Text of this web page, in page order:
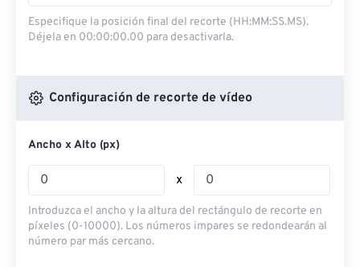
Especifique la posición final del recorte (HH:MM:SS.MS).
Déjela en 00:00:00.00 para desactivarla.
Configuración de recorte de vídeo
Ancho x Alto (px)
x
Introduzca el ancho y la altura del rectángulo de recorte en
píxeles (0-10000). Los números impares se redondearán al
número par más cercano.